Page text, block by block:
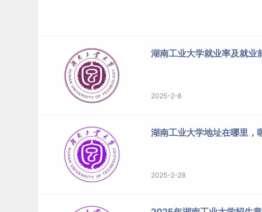
湖南工业大学就业率及就业
2025-2-8
湖南工业大学地址在哪里，
2025-2-28